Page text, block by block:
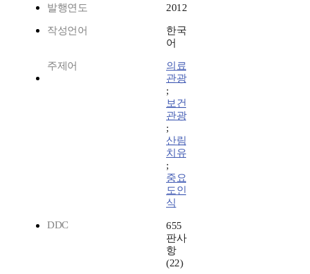
발행연도 2012
작성언어
한국
어
주제어
의료
관광
;
보건
관광
;
산림
치유
;
중요
도인
식
DDC
655
판사
항
(22)